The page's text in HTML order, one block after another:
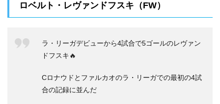
ロベルト・レヴァンドフスキ（FW）
ラ・リーガデビューから4試合で5ゴールのレヴァン
ドフスキ🔥
Cロナウドとファルカオのラ・リーガでの最初の4試
合の記録に並んだ